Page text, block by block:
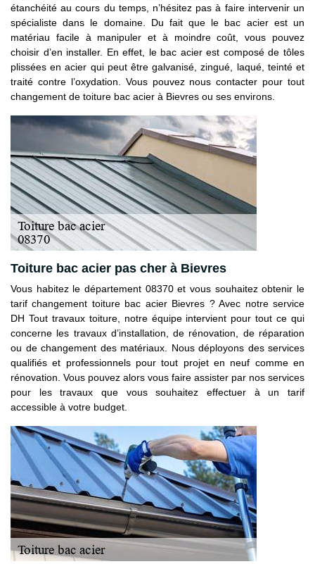
étanchéité au cours du temps, n’hésitez pas à faire intervenir un
spécialiste dans le domaine. Du fait que le bac acier est un
matériau facile à manipuler et à moindre coût, vous pouvez
choisir d’en installer. En effet, le bac acier est composé de tôles
plissées en acier qui peut être galvanisé, zingué, laqué, teinté et
traité contre l’oxydation. Vous pouvez nous contacter pour tout
changement de toiture bac acier à Bievres ou ses environs.
Toiture bac acier pas cher à Bievres
Vous habitez le département 08370 et vous souhaitez obtenir le
tarif changement toiture bac acier Bievres ? Avec notre service
DH Tout travaux toiture, notre équipe intervient pour tout ce qui
concerne les travaux d’installation, de rénovation, de réparation
ou de changement des matériaux. Nous déployons des services
qualifiés et professionnels pour tout projet en neuf comme en
rénovation. Vous pouvez alors vous faire assister par nos services
pour les travaux que vous souhaitez effectuer à un tarif
accessible à votre budget.